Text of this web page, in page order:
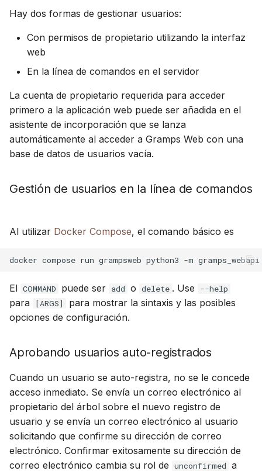
Hay dos formas de gestionar usuarios:
Con permisos de propietario utilizando la interfaz
web
En la línea de comandos en el servidor
La cuenta de propietario requerida para acceder
primero a la aplicación web puede ser añadida en el
asistente de incorporación que se lanza
automáticamente al acceder a Gramps Web con una
base de datos de usuarios vacía.
Gestión de usuarios en la línea de comandos
Al utilizar Docker Compose, el comando básico es
docker compose run grampsweb python3 -m gramps_webapi
El COMMAND puede ser add o delete . Use --help
para [ARGS]
para mostrar la sintaxis y las posibles
opciones de configuración.
Aprobando usuarios auto-registrados
Cuando un usuario se auto-registra, no se le concede
acceso inmediato. Se envía un correo electrónico al
propietario del árbol sobre el nuevo registro de
usuario y se envía un correo electrónico al usuario
solicitando que confirme su dirección de correo
electrónico. Confirmar exitosamente su dirección de
correo electrónico cambia su rol de unconfirmed a